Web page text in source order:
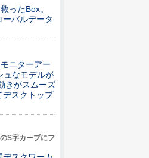
ったBox。
バルデータ
ニターアー
ュなモデルが
きがスムーズ
デスクトップ
S字カーブにフ